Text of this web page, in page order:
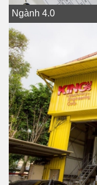
Ngành 4.0